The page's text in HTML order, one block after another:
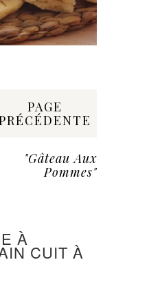
PAGE
"Gâteau Aux
Pommes"
À
CUIT À